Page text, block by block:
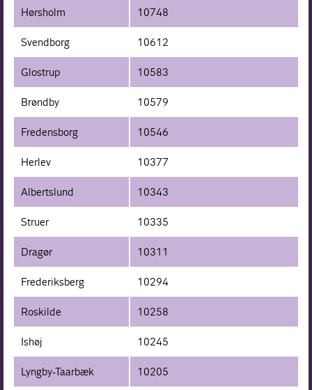
Hørsholm 10748
Svendborg 10612
Glostrup 10583
Brøndby 10579
Fredensborg 10546
Herlev 10377
Albertslund 10343
Struer 10335
Dragør 10311
Frederiksberg 10294
Roskilde 10258
Ishøj 10245
Lyngby-Taarbæk 10205